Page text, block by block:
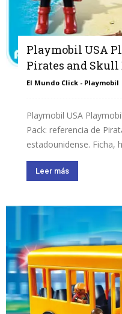
Playmobil USA
Pirates and Skull
El Mundo Click - Playmobil
Playmobil USA
Pack: referencia de
estadounidense. Ficha,
Leer más